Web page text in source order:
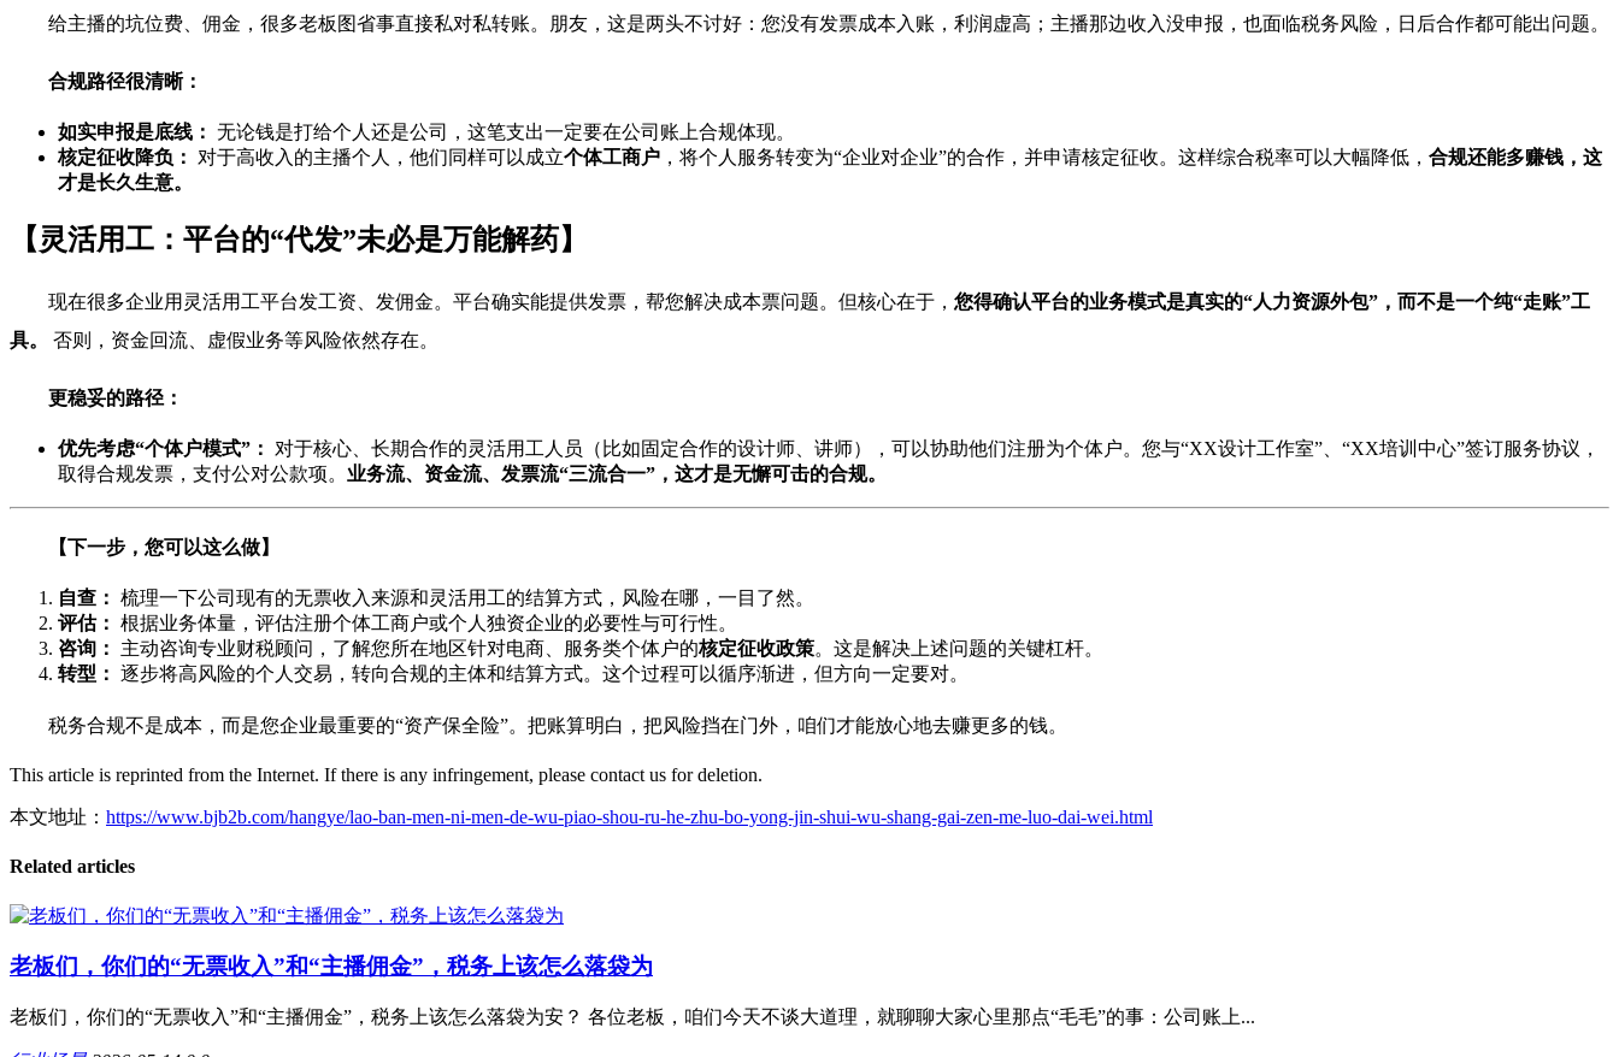
给主播的坑位费、佣金，很多老板图省事直接私对私转账。朋友，这是两头不讨好：您没有发票成本入账，利润虚高；主播那边收入没申报，也面临税务风险，日后合作都可能出问题。
合规路径很清晰：
如实申报是底线： 无论钱是打给个人还是公司，这笔支出一定要在公司账上合规体现。
核定征收降负：
对于高收入的主播个人，他们同样可以成立个体工商户 ，将个人服务转变为“企业对企业”的合作，并申请核定征收。这样综合税率可以大幅降低， 合规还能多赚钱，这
才是长久生意。
【灵活用工：平台的“代发”未必是万能解药】
现在很多企业用灵活用工平台发工资、发佣金。平台确实能提供发票，帮您解决成本票问题。但核心在于， 您得确认平台的业务模式是真实的“人力资源外包”，而不是一个纯“走账”工
具。
否则，资金回流、虚假业务等风险依然存在。
更稳妥的路径：
优先考虑“个体户模式”：
对于核心、长期合作的灵活用工人员（比如固定合作的设计师、讲师），可以协助他们注册为个体户。您与“XX设计工作室”、“XX培训中心”签订服务协议，
取得合规发票，支付公对公款项。 业务流、资金流、发票流“三流合一”，这才是无懈可击的合规。
【下一步，您可以这么做】
自查： 梳理一下公司现有的无票收入来源和灵活用工的结算方式，风险在哪，一目了然。
评估： 根据业务体量，评估注册个体工商户或个人独资企业的必要性与可行性。
咨询：
主动咨询专业财税顾问，了解您所在地区针对电商、服务类个体户的核定征收政策。这是解决上述问题的关键杠杆。
转型： 逐步将高风险的个人交易，转向合规的主体和结算方式。这个过程可以循序渐进，但方向一定要对。
税务合规不是成本，而是您企业最重要的“资产保全险”。把账算明白，把风险挡在门外，咱们才能放心地去赚更多的钱。
This article is reprinted from the Internet. If there is any infringement, please contact us for deletion.
本文地址： https://www.bjb2b.com/hangye/lao-ban-men-ni-men-de-wu-piao-shou-ru-he-zhu-bo-yong-jin-shui-wu-shang-gai-zen-me-luo-dai-wei.html
Related articles
老板们，你们的“无票收入”和“主播佣金”，税务上该怎么落袋为
老板们，你们的“无票收入”和“主播佣金”，税务上该怎么落袋为安？ 各位老板，咱们今天不谈大道理，就聊聊大家心里那点“毛毛”的事：公司账上...